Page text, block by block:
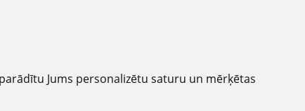
Jums personalizētu saturu un mērķētas